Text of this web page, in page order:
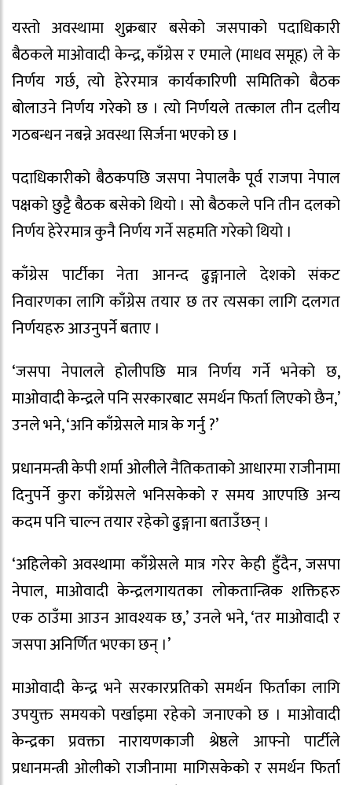
यस्तो अवस्थामा शुक्रबार बसेको जसपाको पदाधिकारी
बैठकले माओवादी केन्द्र, काँग्रेस र एमाले (माधव समूह) ले के
निर्णय गर्छ, त्यो हेरेरमात्र कार्यकारिणी समितिको बैठक
बोलाउने निर्णय गरेको छ । त्यो निर्णयले तत्काल तीन दलीय
गठबन्धन नबन्ने अवस्था सिर्जना भएको छ ।
पदाधिकारीको बैठकपछि जसपा नेपालकै पूर्व राजपा नेपाल
पक्षको छुट्टै बैठक बसेको थियो । सो बैठकले पनि तीन दलको
निर्णय हेरेरमात्र कुनै निर्णय गर्ने सहमति गरेको थियो ।
काँग्रेस पार्टीका नेता आनन्द ढुङ्गानाले देशको संकट
निवारणका लागि काँग्रेस तयार छ तर त्यसका लागि दलगत
निर्णयहरु आउनुपर्ने बताए ।
‘जसपा नेपालले होलीपछि मात्र निर्णय गर्ने भनेको छ,
माओवादी केन्द्रले पनि सरकारबाट समर्थन फिर्ता लिएको छैन,’
उनले भने, ‘अनि काँग्रेसले मात्र के गर्नु ?’
प्रधानमन्त्री केपी शर्मा ओलीले नैतिकताको आधारमा राजीनामा
दिनुपर्ने कुरा काँग्रेसले भनिसकेको र समय आएपछि अन्य
कदम पनि चाल्न तयार रहेको ढुङ्गाना बताउँछन् ।
‘अहिलेको अवस्थामा काँग्रेसले मात्र गरेर केही हुँदैन, जसपा
नेपाल, माओवादी केन्द्रलगायतका लोकतान्त्रिक शक्तिहरु
एक ठाउँमा आउन आवश्यक छ,’ उनले भने, ‘तर माओवादी र
जसपा अनिर्णित भएका छन् ।’
माओवादी केन्द्र भने सरकारप्रतिको समर्थन फिर्ताका लागि
उपयुक्त समयको पर्खाइमा रहेको जनाएको छ । माओवादी
केन्द्रका प्रवक्ता नारायणकाजी श्रेष्ठले आफ्नो पार्टीले
प्रधानमन्त्री ओलीको राजीनामा मागिसकेको र समर्थन फिर्ता